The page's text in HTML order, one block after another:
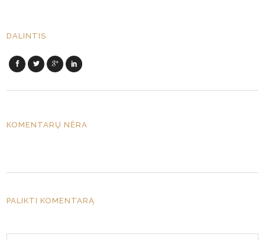
DALINTIS
KOMENTARŲ NĖRA
PALIKTI KOMENTARĄ